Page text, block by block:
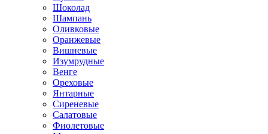
Шоколад
Шампань
Оливковые
Оранжевые
Вишневые
Изумрудные
Венге
Ореховые
Янтарные
Сиреневые
Салатовые
Фиолетовые